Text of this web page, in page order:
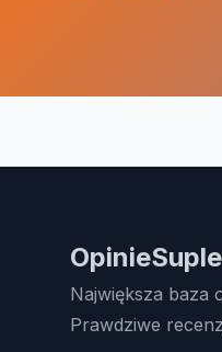
Największa baza
Prawdziwe